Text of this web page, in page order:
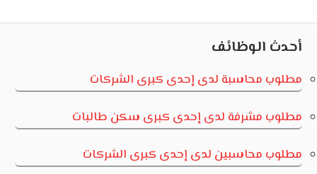
أحدث الوظائف
مطلوب محاسبة لدى إحدى كبرى الشركات
مطلوب مشرفة لدى إحدى كبرى سكن طالبات
مطلوب محاسبين لدى إحدى كبرى الشركات